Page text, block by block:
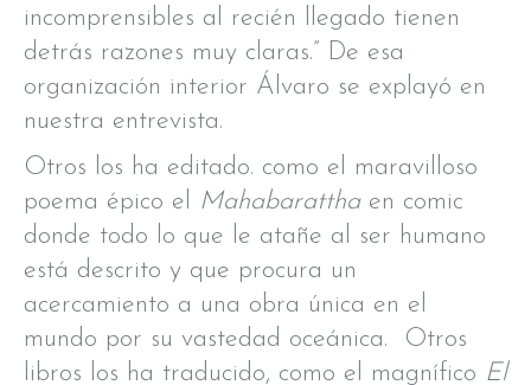
incomprensibles al recién llegado tienen
detrás razones muy claras.” De esa
organización interior Álvaro se explayó en
nuestra entrevista.
Otros los ha editado. como el maravilloso
poema épico el Mahabarattha en comic
donde todo lo que le atañe al ser humano
está descrito y que procura un
acercamiento a una obra única en el
mundo por su vastedad oceánica. Otros
libros los ha traducido, como el magnífico El